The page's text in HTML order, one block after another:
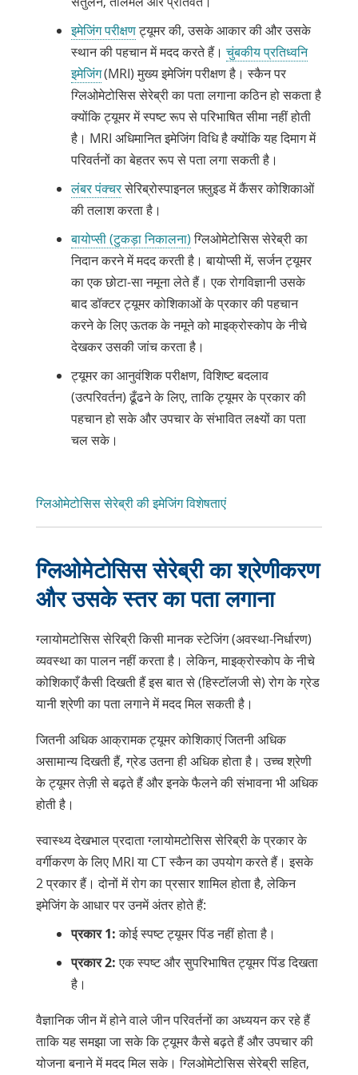
इमेजिंग परीक्षणट्यूमर की, उसके आकार की और उसके
स्थान की पहचान में मदद करते हैं।चुंबकीय प्रतिध्वनि
इमेजिंग(MRI) मुख्य इमेजिंग परीक्षण है। स्कैन पर
ग्लिओमेटोसिस सेरेब्री का पता लगाना कठिन हो सकता है
क्योंकि ट्यूमर में स्पष्ट रूप से परिभाषित सीमा नहीं होती
है। MRI अधिमानित इमेजिंग विधि है क्योंकि यह दिमाग में
परिवर्तनों का बेहतर रूप से पता लगा सकती है।
लंबर पंक्चरसेरिब्रोस्पाइनल फ़्लुइड में कैंसर कोशिकाओं
की तलाश करता है।
बायोप्सी (टुकड़ा निकालना)ग्लिओमेटोसिस सेरेब्री का
निदान करने में मदद करती है। बायोप्सी में, सर्जन ट्यूमर
का एक छोटा-सा नमूना लेते हैं। एकरोगविज्ञानीउसके
बाद डॉक्टर ट्यूमर कोशिकाओं के प्रकार की पहचान
करने के लिए ऊतक के नमूने को माइक्रोस्कोप के नीचे
देखकर उसकी जांच करता है।
ट्यूमर का आनुवंशिक परीक्षण, विशिष्ट बदलाव
(उत्परिवर्तन) ढूँढने के लिए, ताकि ट्यूमर के प्रकार की
पहचान हो सके और उपचार के संभावित लक्ष्यों का पता
चल सके।
ग्लिओमेटोसिस सेरेब्री की इमेजिंग विशेषताएं
ग्लिओमेटोसिस सेरेब्री का श्रेणीकरण
और उसके स्तर का पता लगाना
ग्लायोमटोसिस सेरिब्री किसी मानक स्टेजिंग (अवस्था-निर्धारण)
व्यवस्था का पालन नहीं करता है। लेकिन, माइक्रोस्कोप के नीचे
कोशिकाएँ कैसी दिखती हैं इस बात से (हिस्टॉलजी से) रोग के ग्रेड
यानी श्रेणी का पता लगाने में मदद मिल सकती है।
जितनी अधिकआक्रामकट्यूमर कोशिकाएं जितनी अधिक
असामान्य दिखती हैं, ग्रेड उतना ही अधिक होता है। उच्च श्रेणी
के ट्यूमर तेज़ी से बढ़ते हैं और इनके फैलने की संभावना भी अधिक
होती है।
स्वास्थ्य देखभाल प्रदाता ग्लायोमटोसिस सेरिब्री के प्रकार के
वर्गीकरण के लिए MRI या CT स्कैन का उपयोग करते हैं। इसके
2 प्रकार हैं। दोनों में रोग का प्रसार शामिल होता है, लेकिन
इमेजिंग के आधार पर उनमें अंतर होते हैं:
प्रकार 1:कोई स्पष्ट ट्यूमर पिंड नहीं होता है।
प्रकार 2:एक स्पष्ट और सुपरिभाषित ट्यूमर पिंड दिखता
है।
वैज्ञानिकजीनमें होने वाले जीन परिवर्तनों का अध्ययन कर रहे हैं
ताकि यह समझा जा सके कि ट्यूमर कैसे बढ़ते हैं और उपचार की
योजना बनाने में मदद मिल सके। ग्लिओमेटोसिस सेरेब्री सहित,